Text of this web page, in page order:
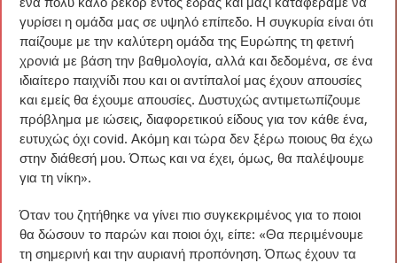
γυρίσει η ομάδα μας σε υψηλό επίπεδο. Η συγκυρία είναι ότι
παίζουμε με την καλύτερη ομάδα της Ευρώπης τη φετινή
χρονιά με βάση την βαθμολογία, αλλά και δεδομένα, σε ένα
ιδιαίτερο παιχνίδι που και οι αντίπαλοί μας έχουν απουσίες
και εμείς θα έχουμε απουσίες. Δυστυχώς αντιμετωπίζουμε
πρόβλημα με ιώσεις, διαφορετικού είδους για τον κάθε ένα,
ευτυχώς όχι covid. Ακόμη και τώρα δεν ξέρω ποιους θα έχω
στην διάθεσή μου. Όπως και να έχει, όμως, θα παλέψουμε
για τη νίκη».
Όταν του ζητήθηκε να γίνει πιο συγκεκριμένος για το ποιοι
θα δώσουν το παρών και ποιοι όχι, είπε: «Θα περιμένουμε
τη σημερινή και την αυριανή προπόνηση. Όπως έχουν τα